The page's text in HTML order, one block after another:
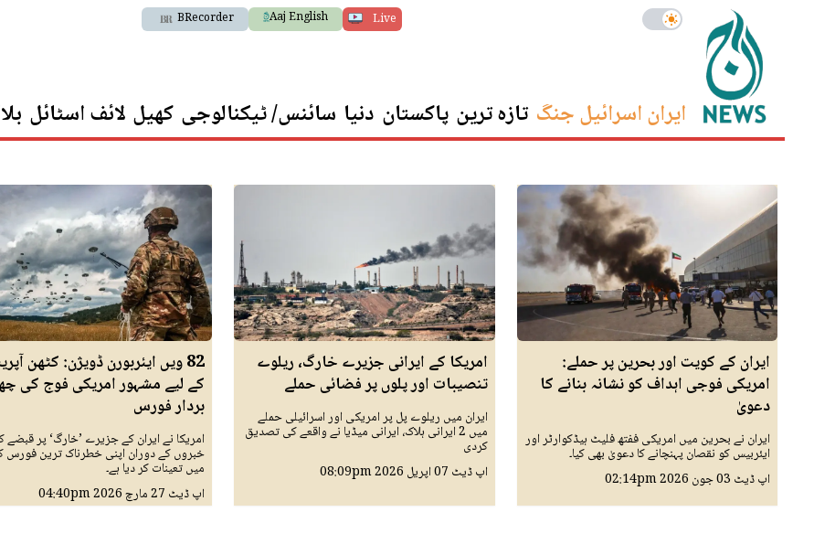
Live
Aaj English
BRecorder
ایران اسرائیل جنگ تازہ ترین پاکستان دنیا سائنس/ ٹیکنالوجی کھیل لائف اسٹائل
ایران کے کویت اور بحرین پر حملے:
امریکی فوجی اہداف کو نشانہ بنانے کا
دعویٰ
ایران نے بحرین میں امریکی ففتھ فلیٹ ہیڈکوارٹر اور
ایئربیس کو نقصان پہنچانے کا دعویٰ بھی کیا۔
اپ ڈیٹ 03 جون 2026 02:14pm
امریکا کے ایرانی جزیرے خارگ، ریلوے
تنصیبات اور پلوں پر فضائی حملے
ایران میں ریلوے پل پر امریکی اور اسرائیلی حملے
میں 2 ایرانی ہلاک، ایرانی میڈیا نے واقعے کی تصدیق
کردی
اپ ڈیٹ 07 اپريل 2026 08:09pm
82 ویں ایئربورن ڈویژن: کٹھن
کے لیے مشہور امریکی فوج کی
بردار فورس
امریکا نے ایران کے جزیرے ’خارگ‘ پر قبضے
خبروں کے دوران اپنی خطرناک ترین
میں تعینات کر دیا ہے۔
اپ ڈیٹ 27 مارچ 2026 04:40pm